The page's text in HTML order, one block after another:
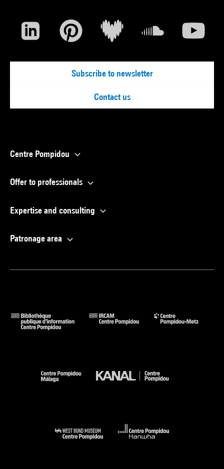
Subscribe to newsletter
Contact us
Centre Pompidou
Offer to professionals
Expertise and consulting
Patronage area